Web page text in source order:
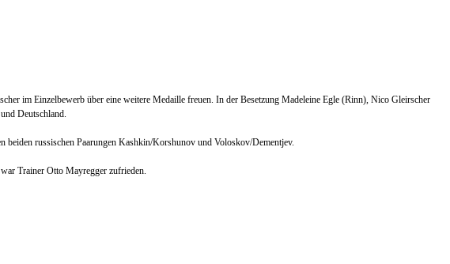
im Einzelbewerb über eine weitere Medaille freuen. In der Besetzung Madeleine Egle (Rinn), Nico Gleirscher
Deutschland.
russischen Paarungen Kashkin/Korshunov und Voloskov/Dementjev.
Trainer Otto Mayregger zufrieden.